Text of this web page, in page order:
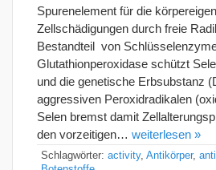
Spurenelement für die
Zellschädigungen durch freie
Bestandteil von
Glutathionperoxidase schützt
und die genetische Erbsubstanz
aggressiven Peroxidradikalen
Selen bremst damit
den vorzeitigen… weiterlesen »
Schlagwörter: activity, Antikörper,